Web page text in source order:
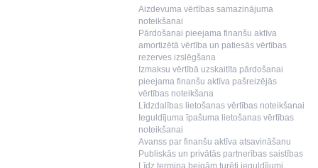
Aizdevuma vērtības samazinājuma
noteikšanai
Pārdošanai pieejama finanšu aktīva
amortizētā vērtība un patiesās vērtības
rezerves izslēgšana
Izmaksu vērtībā uzskaitīta pārdošanai
pieejama finanšu aktīva pašreizējās
vērtības noteikšana
Līdzdalības lietošanas vērtības noteikšanai
Ieguldījuma īpašuma lietošanas vērtības
noteikšanai
Avanss par finanšu aktīva atsavināšanu
Publiskās un privātās partnerības saistības
Līdz termiņa beigām turēti ieguldījumi